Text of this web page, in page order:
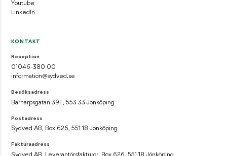
Youtube
LinkedIn
KONTAKT
Reception
01046-380 00
information@sydved.se
Besöksadress
Barnarpsgatan 39F, 553 33 Jönköping
Postadress
Sydved AB, Box 626, 551 18 Jönköping
Fakturaadress